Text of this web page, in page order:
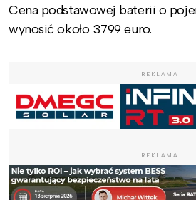
Cena podstawowej baterii o
wynosić około 3799 euro.
REKLAMA
REKLAMA